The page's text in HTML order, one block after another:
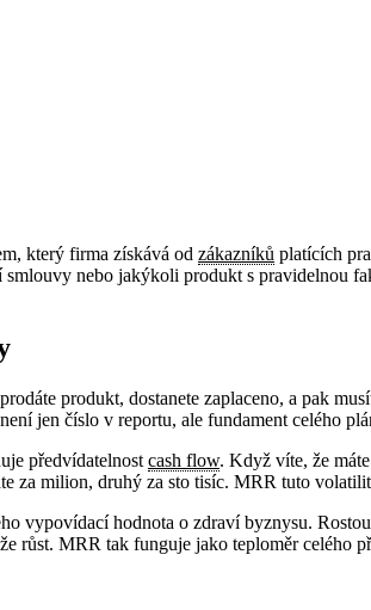
který firma získává od zákazníků platících
nebo jakýkoli produkt s pravidelnou
produkt, dostanete zaplaceno, a pak
jen číslo v reportu, ale fundament celého
předvídatelnost cash flow. Když víte, že
za milion, druhý za sto tisíc. MRR tuto
vypovídací hodnota o zdraví byznysu.
růst. MRR tak funguje jako teploměr celého